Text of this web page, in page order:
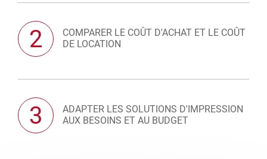
2
COMPARER LE COÛT D'ACHAT ET LE COÛT
DE LOCATION
3
ADAPTER LES SOLUTIONS D'IMPRESSION
AUX BESOINS ET AU BUDGET